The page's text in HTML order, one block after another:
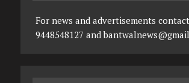
For news and advertisements contact
9448548127 and